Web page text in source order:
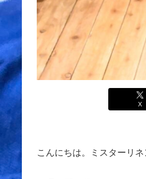
X
こんにちは。ミスターリネ